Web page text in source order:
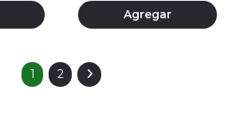
Agregar
1 2